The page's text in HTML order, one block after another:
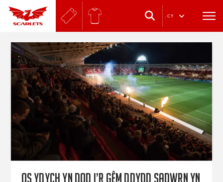
. CY
Os ydych yn dod i’r gêm Ddydd Sadwrn yn